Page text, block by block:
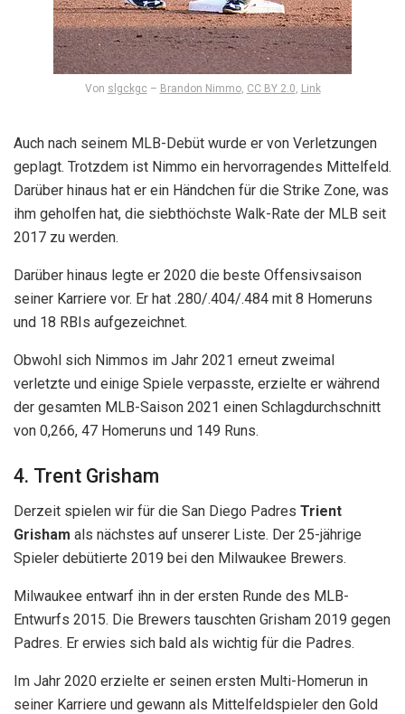
Von slgckgc – Brandon Nimmo, CC BY 2.0, Link
Auch nach seinem MLB-Debüt wurde er von Verletzungen
geplagt. Trotzdem ist Nimmo ein hervorragendes Mittelfeld.
Darüber hinaus hat er ein Händchen für die Strike Zone, was
ihm geholfen hat, die siebthöchste Walk-Rate der MLB seit
2017 zu werden.
Darüber hinaus legte er 2020 die beste Offensivsaison
seiner Karriere vor. Er hat .280/.404/.484 mit 8 Homeruns
und 18 RBIs aufgezeichnet.
Obwohl sich Nimmos im Jahr 2021 erneut zweimal
verletzte und einige Spiele verpasste, erzielte er während
der gesamten MLB-Saison 2021 einen Schlagdurchschnitt
von 0,266, 47 Homeruns und 149 Runs.
4. Trent Grisham
Derzeit spielen wir für die San Diego Padres Trient
Grisham als nächstes auf unserer Liste. Der 25-jährige
Spieler debütierte 2019 bei den Milwaukee Brewers.
Milwaukee entwarf ihn in der ersten Runde des MLB-
Entwurfs 2015. Die Brewers tauschten Grisham 2019 gegen
Padres. Er erwies sich bald als wichtig für die Padres.
Im Jahr 2020 erzielte er seinen ersten Multi-Homerun in
seiner Karriere und gewann als Mittelfeldspieler den Gold